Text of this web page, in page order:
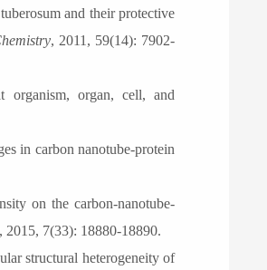
and their protective
hemistry, 2011, 59(14): 7902-
organism, organ, cell, and
in carbon nanotube-protein
on the carbon-nanotube-
2015, 7(33): 18880-18890.
structural heterogeneity of